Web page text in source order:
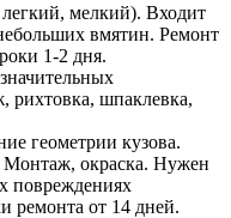
мелкий). Входит
вмятин. Ремонт
1-2 дня.
рихтовка, шпаклевка,
геометрии кузова.
окраска. Нужен
повреждениях
ремонта от 14 дней.